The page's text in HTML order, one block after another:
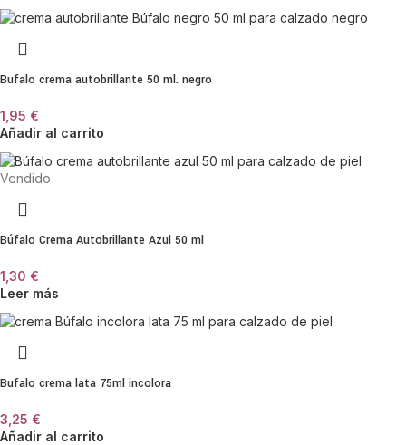
Bufalo crema autobrillante 50 ml. negro
1,95 €
Añadir al carrito
Vendido
Búfalo Crema Autobrillante Azul 50 ml
1,30 €
Leer más
Bufalo crema lata 75ml incolora
3,25 €
Añadir al carrito